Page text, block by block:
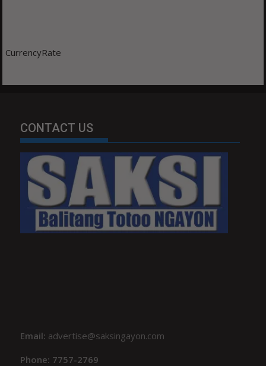
CurrencyRate
CONTACT US
Email: advertise@saksingayon.com
Phone: 7757-2769